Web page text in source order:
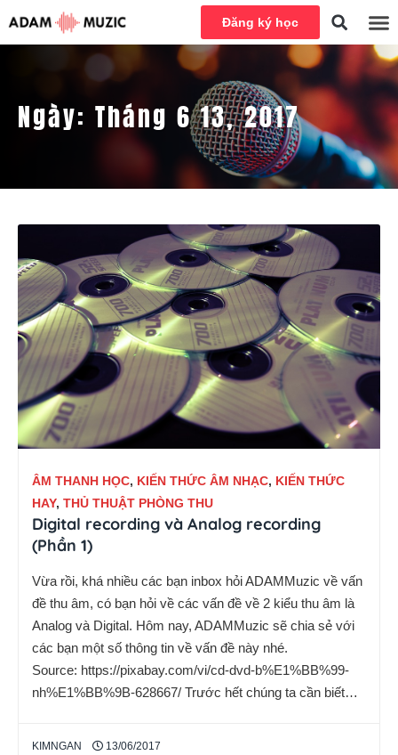
Đăng ký học
Ngày: Tháng 6 13, 2017
ÂM THANH HỌC, KIẾN THỨC ÂM NHẠC, KIẾN THỨC
HAY, THỦ THUẬT PHÒNG THU
Digital recording và Analog recording
(Phần 1)
Vừa rồi, khá nhiều các bạn inbox hỏi ADAMMuzic về vấn
đề thu âm, có bạn hỏi về các vấn đề về 2 kiểu thu âm là
Analog và Digital. Hôm nay, ADAMMuzic sẽ chia sẻ với
các bạn một số thông tin về vấn đề này nhé.
Source: https://pixabay.com/vi/cd-dvd-b%E1%BB%99-
nh%E1%BB%9B-628667/ Trước hết chúng ta cần biết…
KIMNGAN 13/06/2017